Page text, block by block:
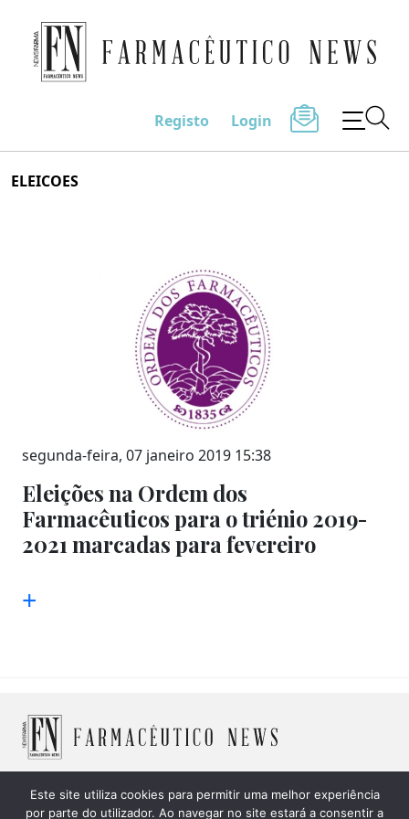
to
Farmacêutico News
Registo Login
ELEICOES
segunda-feira, 07 janeiro 2019 15:38
Eleições na Ordem dos
Farmacêuticos para o triénio 2019-
2021 marcadas para fevereiro
+
© 2026 Farmacêutico News -Política de Cookies |Política
Este site utiliza cookies para permitir uma melhor experiência
por parte do utilizador. Ao navegar no site estará a consentir a